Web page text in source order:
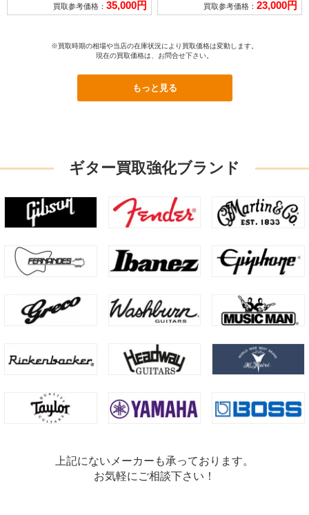
買取参考価格：35,000円 買取参考価格：23,000円
※買取時期の相場や当店の在庫状況により買取価格は変動します。
現在の買取価格は、お問合せ下さい。
もっと見る
ギター買取強化ブランド
上記にないメーカーも承っております。
お気軽にご相談下さい！